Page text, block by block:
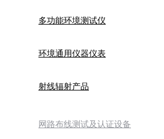
多功能环境测试仪
环境通用仪器仪表
射线辐射产品
网路布线测试及认证设备